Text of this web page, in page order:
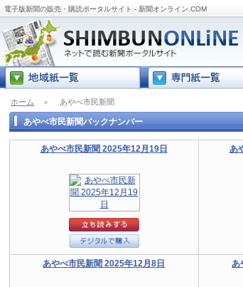
電子版新聞の販売・購読ポータルサイト - 新聞オンライン.COM
ホーム ＞ あやべ市民新聞
あやべ市民新聞バックナンバー
あやべ市民新聞 2025年12月19日 あ
あやべ市民新聞 2025年12月8日 あ